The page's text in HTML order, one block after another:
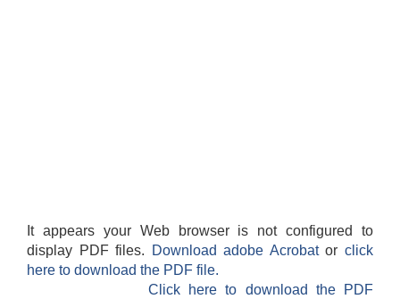
It appears your Web browser is not configured to
display PDF files.
Download adobe Acrobatorclick
here to download the PDF file.
Click here to download the PDF